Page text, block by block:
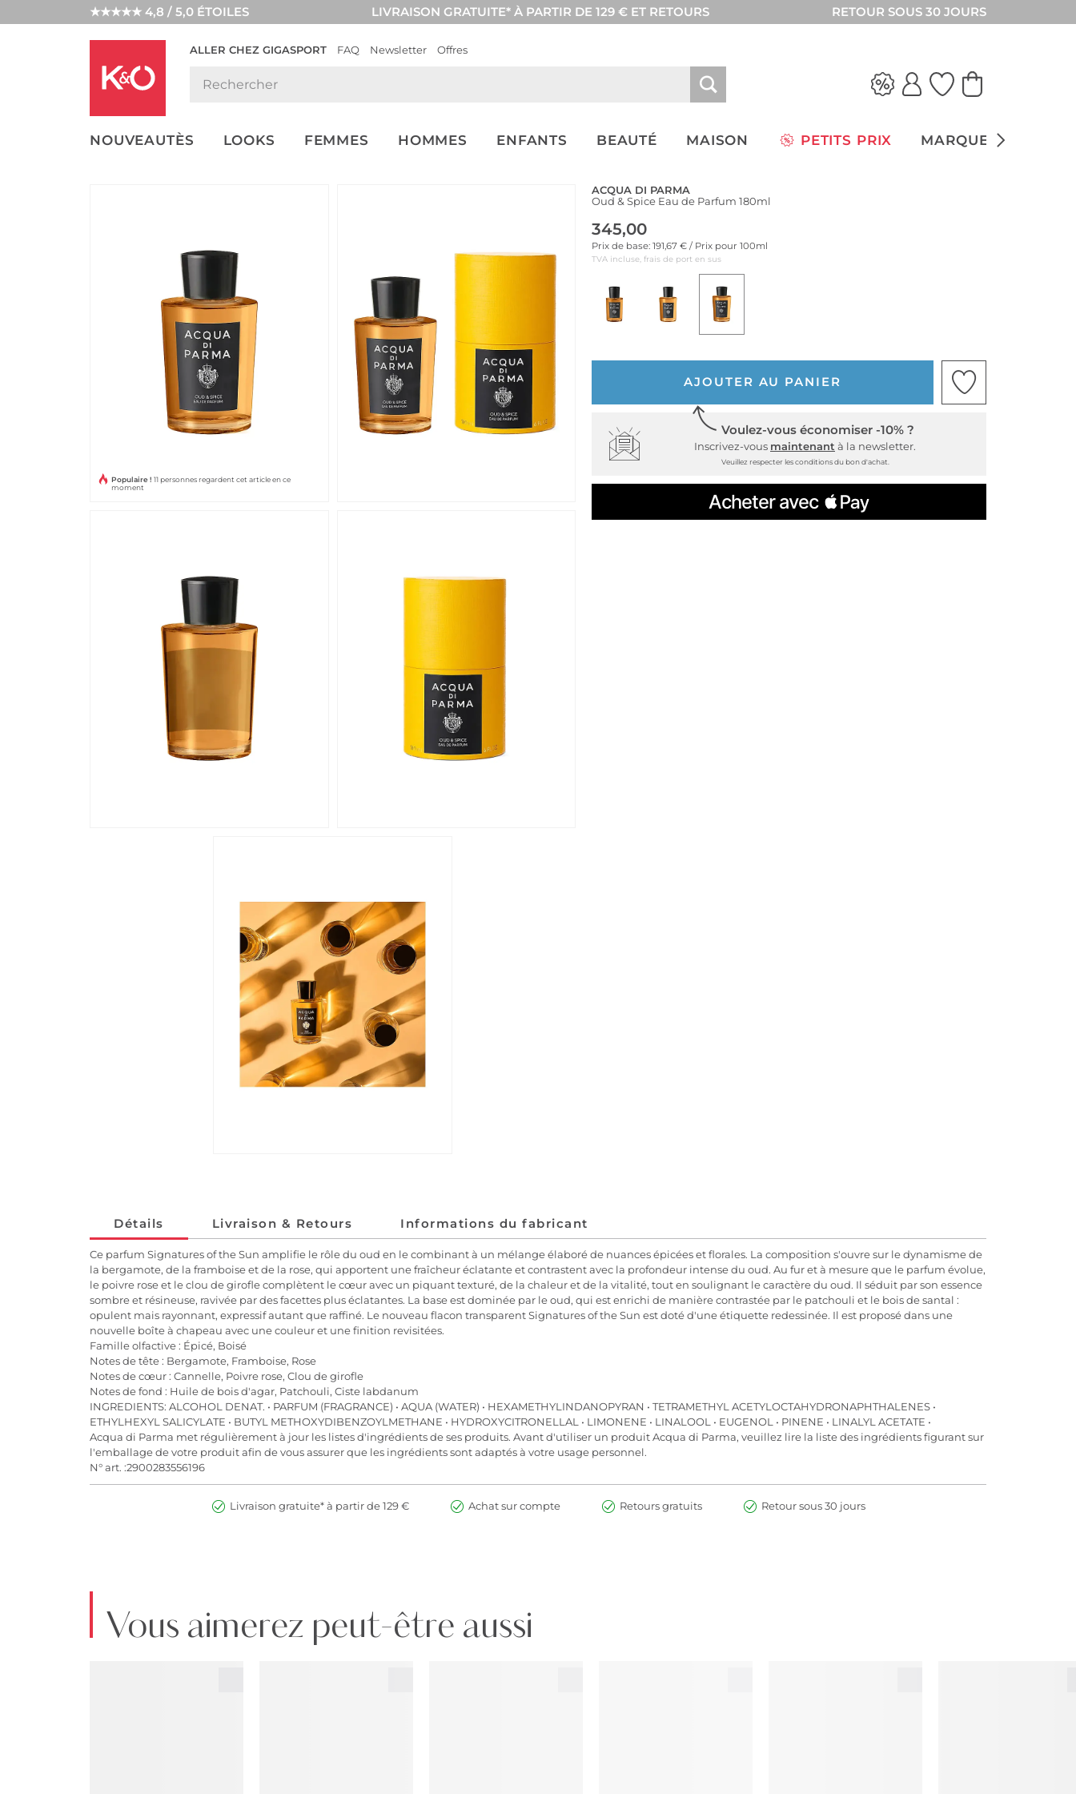
★★★★★ 4,8 / 5,0 ÉTOILES LIVRAISON GRATUITE* À PARTIR DE 129 € ET RETOURS RETOUR SOUS 30 JOURS
ALLER CHEZ GIGASPORT FAQ Newsletter Offres
NOUVEAUTÈS LOOKS FEMMES HOMMES ENFANTS BEAUTÉ MAISON PETITS PRIX MARQUES
LOOKS
WEDDING
Populaire ! 11 personnes regardent cet article en ce
moment
ACQUA DI PARMA
Oud & Spice Eau de Parfum 180ml
345,00
Prix de base: 191,67 € / Prix pour 100ml
TVA incluse, frais de port en sus
AJOUTER AU PANIER
Voulez-vous économiser -10% ?
Inscrivez-vous maintenant à la newsletter.
Veuillez respecter les conditions du bon d'achat.
Détails Livraison & Retours Informations du fabricant
Ce parfum Signatures of the Sun amplifie le rôle du oud en le combinant à un mélange élaboré de nuances épicées et florales. La composition s'ouvre sur le dynamisme de
la bergamote, de la framboise et de la rose, qui apportent une fraîcheur éclatante et contrastent avec la profondeur intense du oud. Au fur et à mesure que le parfum évolue,
le poivre rose et le clou de girofle complètent le cœur avec un piquant texturé, de la chaleur et de la vitalité, tout en soulignant le caractère du oud. Il séduit par son essence
sombre et résineuse, ravivée par des facettes plus éclatantes. La base est dominée par le oud, qui est enrichi de manière contrastée par le patchouli et le bois de santal :
opulent mais rayonnant, expressif autant que raffiné. Le nouveau flacon transparent Signatures of the Sun est doté d'une étiquette redessinée. Il est proposé dans une
nouvelle boîte à chapeau avec une couleur et une finition revisitées.
Famille olfactive : Épicé, Boisé
Notes de tête : Bergamote, Framboise, Rose
Notes de cœur : Cannelle, Poivre rose, Clou de girofle
Notes de fond : Huile de bois d'agar, Patchouli, Ciste labdanum
INGREDIENTS: ALCOHOL DENAT. • PARFUM (FRAGRANCE) • AQUA (WATER) • HEXAMETHYLINDANOPYRAN • TETRAMETHYL ACETYLOCTAHYDRONAPHTHALENES •
ETHYLHEXYL SALICYLATE • BUTYL METHOXYDIBENZOYLMETHANE • HYDROXYCITRONELLAL • LIMONENE • LINALOOL • EUGENOL • PINENE • LINALYL ACETATE •
Acqua di Parma met régulièrement à jour les listes d'ingrédients de ses produits. Avant d'utiliser un produit Acqua di Parma, veuillez lire la liste des ingrédients figurant sur
l'emballage de votre produit afin de vous assurer que les ingrédients sont adaptés à votre usage personnel.
N° art. :2900283556196
Livraison gratuite* à partir de 129 € Achat sur compte Retours gratuits Retour sous 30 jours
Vous aimerez peut-être aussi